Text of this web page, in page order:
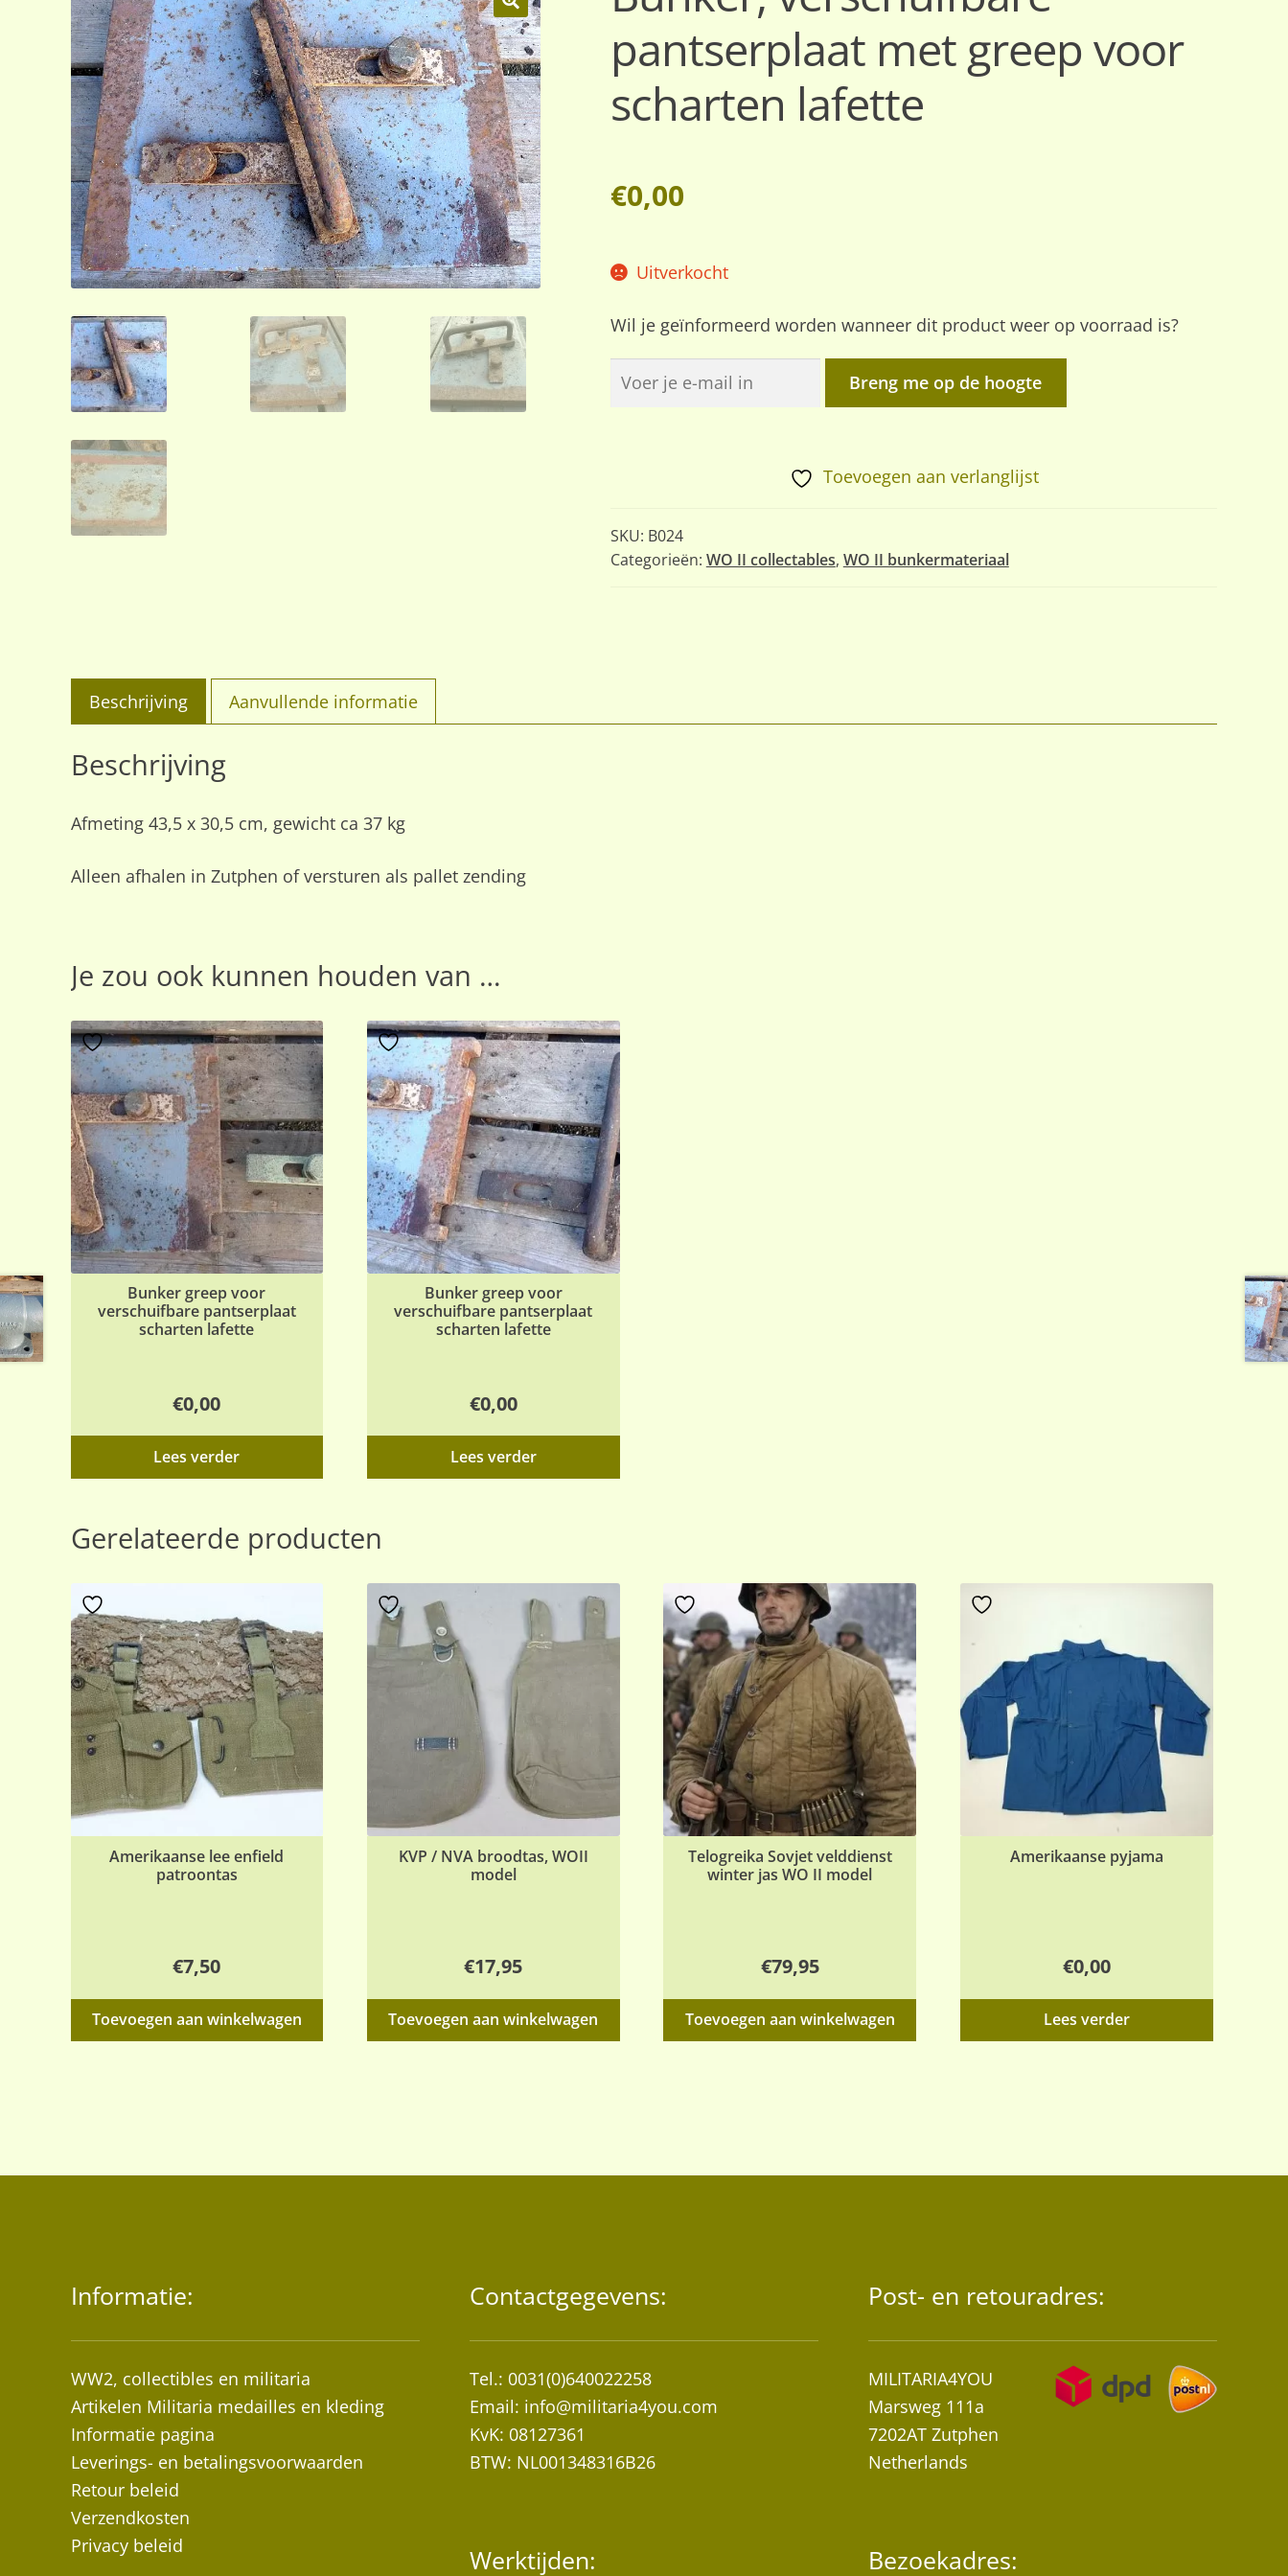
🔍
pantserplaat met greep voor
scharten lafette
€0,00
Uitverkocht
Wil je geïnformeerd worden wanneer dit product weer op voorraad is?
Breng me op de hoogte
Toevoegen aan verlanglijst
SKU: B024
Categorieën: WO II collectables, WO II bunkermateriaal
Beschrijving Aanvullende informatie
Beschrijving
Afmeting 43,5 x 30,5 cm, gewicht ca 37 kg
Alleen afhalen in Zutphen of versturen als pallet zending
Je zou ook kunnen houden van …
Bunker greep voor
verschuifbare pantserplaat
scharten lafette
€0,00
Lees verder
Bunker greep voor
verschuifbare pantserplaat
scharten lafette
€0,00
Lees verder
Gerelateerde producten
Amerikaanse lee enfield
patroontas
€7,50
Toevoegen aan winkelwagen
KVP / NVA broodtas, WOII
model
€17,95
Toevoegen aan winkelwagen
Telogreika Sovjet velddienst
winter jas WO II model
€79,95
Toevoegen aan winkelwagen
Amerikaanse pyjama
€0,00
Lees verder
Informatie:
WW2, collectibles en militaria
Artikelen Militaria medailles en kleding
Informatie pagina
Leverings- en betalingsvoorwaarden
Retour beleid
Verzendkosten
Privacy beleid
Contactgegevens:
Tel.: 0031(0)640022258
Email: info@militaria4you.com
KvK: 08127361
BTW: NL001348316B26
Werktijden:
Post- en retouradres:
MILITARIA4YOU
Marsweg 111a
7202AT Zutphen
Netherlands
Bezoekadres: